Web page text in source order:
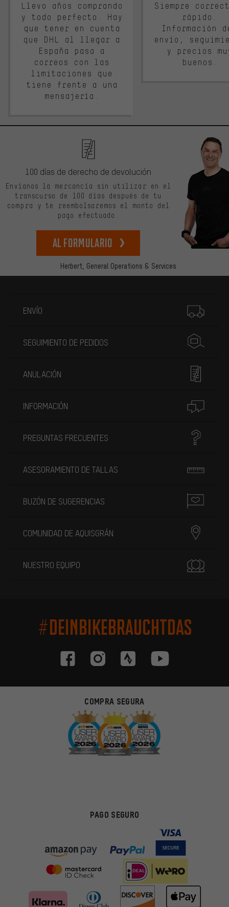
Llevo años comprando
y todo perfecto. Hay
que tener en cuenta
que DHL al llegar a
España pasa a
correos con las
limitaciones que
tiene frente a una
mensajería.
Siempre
rápido.
Información
envío,
y precios
buenos.
Herbert, General Operations & Services
100 días de derecho de devolución
Envíanos la mercancía sin utilizar en el
transcurso de 100 días después de tu
compra y te reembolsaremos el monto del
pago efectuado.
Al formulario
ENVÍO
SEGUIMIENTO DE PEDIDOS
ANULACIÓN
INFORMACIÓN
PREGUNTAS FRECUENTES
ASESORAMIENTO DE TALLAS
BUZÓN DE SUGERENCIAS
COMUNIDAD DE AQUISGRÁN
NUESTRO EQUIPO
#DEINBIKEBRAUCHTDAS
COMPRA SEGURA
PAGO SEGURO